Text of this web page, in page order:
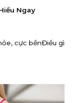
Ngay
cực bềnĐiều gì